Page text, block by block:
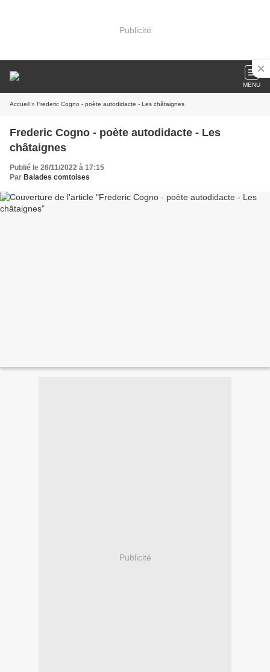
Publicité
MENU
Accueil » Frederic Cogno - poète autodidacte - Les châtaignes
Frederic Cogno - poète autodidacte - Les
châtaignes
Publié le 26/11/2022 à 17:15
Par Balades comtoises
Publicité